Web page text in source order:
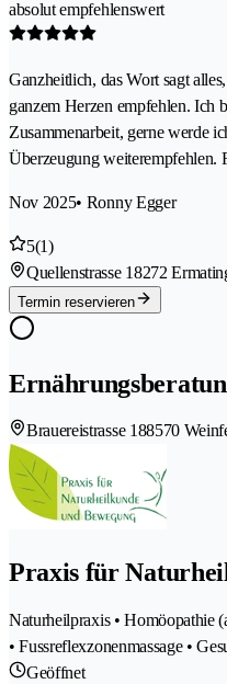
absolut empfehlenswert
Ganzheitlich, das Wort sagt
ganzem Herzen empfehlen. Ich
Zusammenarbeit, gerne werde
Überzeugung weiterempfehlen.
Nov 2025• Ronny Egger
5(1)
Quellenstrasse 18272
Termin reservieren
Brauereistrasse 188570
Praxis für
Naturheilpraxis • Homöopathie
• Fussreflexzonenmassage •
Geöffnet